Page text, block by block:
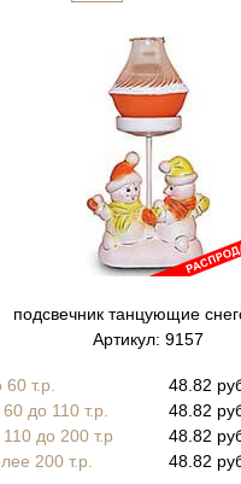
подсвечник танцующие
Артикул: 9157
60 т.р.
48.82
60 до 110 т.р.
48.82
110 до 200 т.р
48.82
200 т.р.
48.82